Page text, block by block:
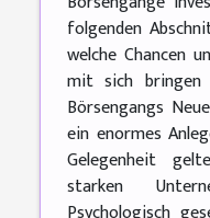
folgenden
welche Chancen
mit sich bringen
Börsengangs
ein enormes
Gelegenheit
starken